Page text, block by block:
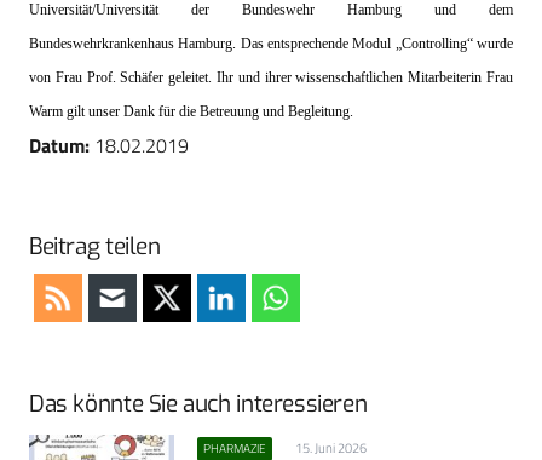
Universität/Universität der Bundeswehr Hamburg und dem
Bundeswehrkrankenhaus Hamburg. Das entsprechende Modul „Controlling“ wurde
von Frau Prof. Schäfer geleitet. Ihr und ihrer wissenschaftlichen Mitarbeiterin Frau
Warm gilt unser Dank für die Betreuung und Begleitung.
Datum: 18.02.2019
Beitrag teilen
Das könnte Sie auch interessieren
PHARMAZIE 15. Juni 2026